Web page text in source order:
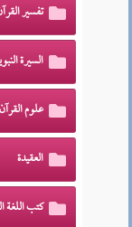
تفسير
السيرة
علوم القرآن
العقيدة
كتب اللغة